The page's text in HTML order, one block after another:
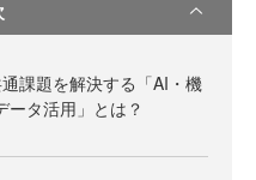
課題を解決する「AI・機
ータ活用」とは？